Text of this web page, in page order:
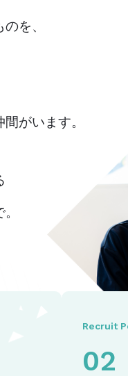
を、
がいます。
Recruit
02